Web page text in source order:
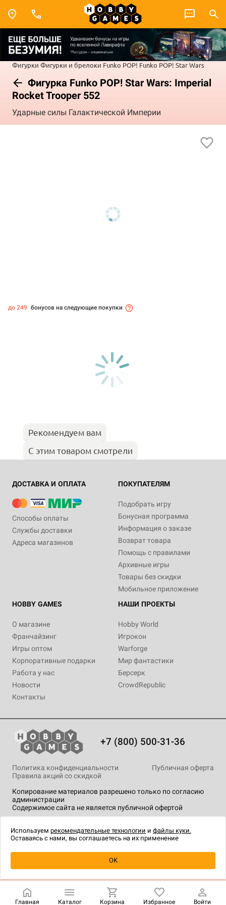
Фигурки Фигурки и брелоки Funko POP! Funko POP! Star Wars
Фигурка Funko POP! Star Wars: Imperial
Rocket Trooper 552
Ударные силы Галактической Империи
Уведомить о наличии
до 249 бонусов на следующие покупки
Рекомендуем вам
С этим товаром смотрели
ДОСТАВКА И ОПЛАТА
Способы оплаты
Службы доставки
Адреса магазинов
ПОКУПАТЕЛЯМ
Подобрать игру
Бонусная программа
Информация о заказе
Возврат товара
Помощь с правилами
Архивные игры
Товары без скидки
Мобильное приложение
HOBBY GAMES
О магазине
Франчайзинг
Игры оптом
Корпоративные подарки
Работа у нас
Новости
Контакты
НАШИ ПРОЕКТЫ
Hobby World
Игрокон
Warforge
Мир фантастики
Берсерк
CrowdRepublic
+7 (800) 500-31-36
Копирование материалов разрешено только по согласию
администрации
Содержимое сайта не является публичной офертой
Политика конфиденциальности
Публичная оферта
Правила акций со скидкой
технологии.
Главная Каталог Корзина Избранное Войти
Используем рекомендательные технологии и файлы куки.
Оставаясь с нами, вы соглашаетесь на их применение
OK